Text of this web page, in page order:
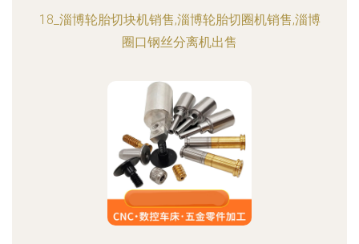
18_淄博轮胎切块机销售,淄博轮胎切圈机销售,淄博
圈口钢丝分离机出售